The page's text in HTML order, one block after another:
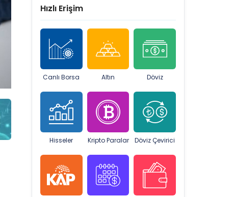
Hızlı Erişim
Canlı Borsa Altın Döviz
Hisseler Kripto Paralar Döviz Çevirici